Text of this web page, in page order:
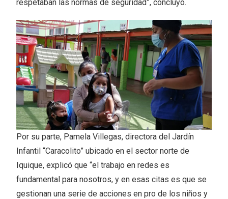
respetaban las normas de seguridad”, concluyó.
Por su parte, Pamela Villegas, directora del Jardín
Infantil “Caracolito” ubicado en el sector norte de
Iquique, explicó que “el trabajo en redes es
fundamental para nosotros, y en esas citas es que se
gestionan una serie de acciones en pro de los niños y